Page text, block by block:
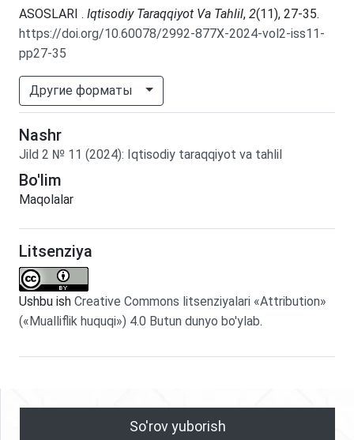
ASOSLARI . Iqtisodiy Taraqqiyot Va Tahlil, 2(11), 27-35.
https://doi.org/10.60078/2992-877X-2024-vol2-iss11-
pp27-35
Другие форматы
Nashr
Jild 2 № 11 (2024): Iqtisodiy taraqqiyot va tahlil
Bo'lim
Maqolalar
Litsenziya
Ushbu ish Creative Commons litsenziyalari «Attribution»
(«Mualliflik huquqi») 4.0 Butun dunyo bo'ylab.
So'rov yuborish